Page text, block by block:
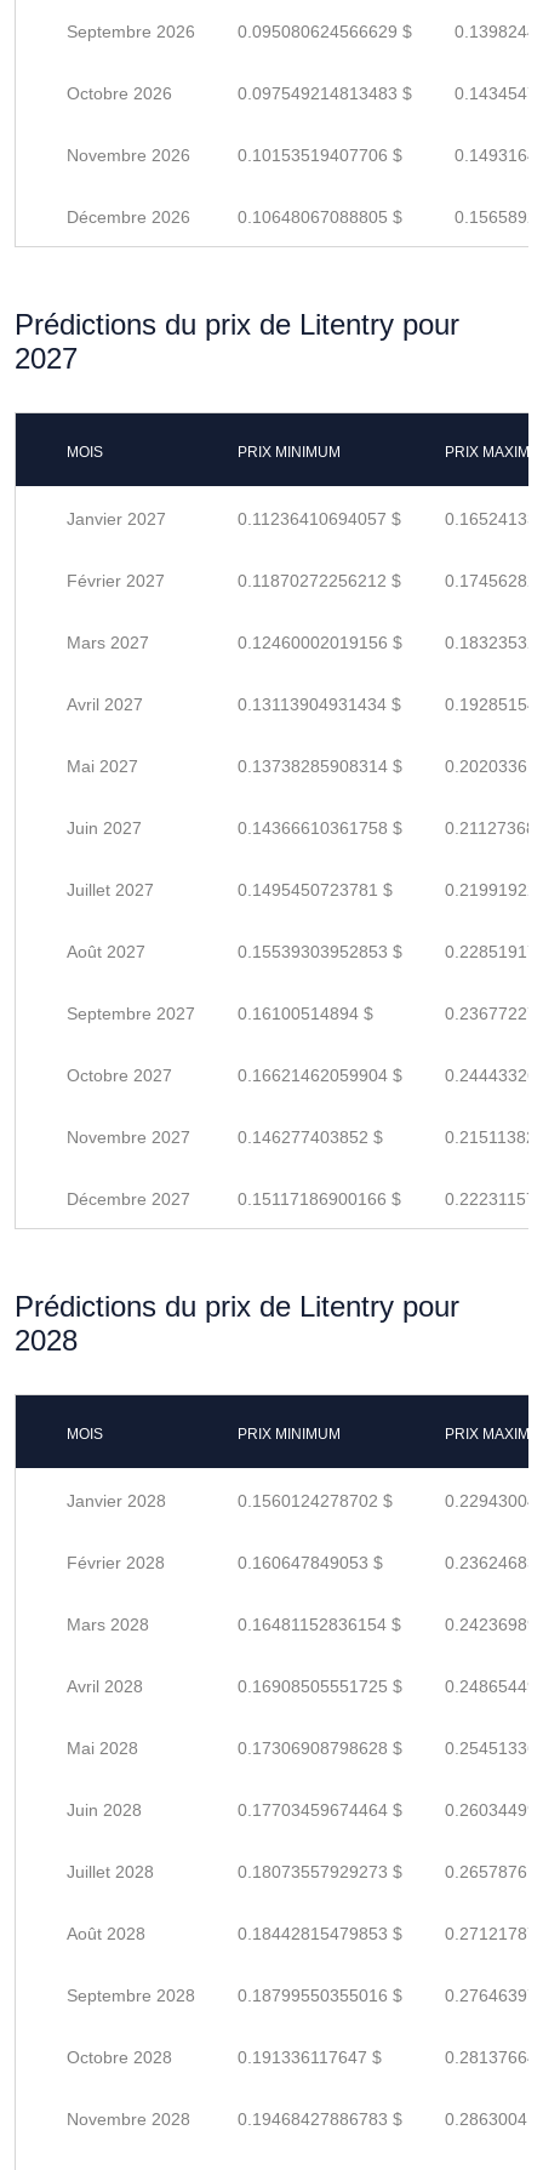
Septembre 2026 0.095080624566629 $
Octobre 2026 0.097549214813483 $
Novembre 2026 0.10153519407706 $
Décembre 2026 0.10648067088805 $
Prédictions du prix de Litentry pour
2027
MOIS PRIX MINIMUM PRIX
Janvier 2027 0.11236410694057 $
Février 2027 0.11870272256212 $
Mars 2027 0.12460002019156 $
Avril 2027 0.13113904931434 $
Mai 2027 0.13738285908314 $
Juin 2027 0.14366610361758 $
Juillet 2027 0.1495450723781 $
Août 2027 0.15539303952853 $
Septembre 2027 0.16100514894 $
Octobre 2027 0.16621462059904 $
Novembre 2027 0.146277403852 $
Décembre 2027 0.15117186900166 $
Prédictions du prix de Litentry pour
2028
MOIS PRIX MINIMUM PRIX
Janvier 2028 0.1560124278702 $
Février 2028 0.160647849053 $
Mars 2028 0.16481152836154 $
Avril 2028 0.16908505551725 $
Mai 2028 0.17306908798628 $
Juin 2028 0.17703459674464 $
Juillet 2028 0.18073557929273 $
Août 2028 0.18442815479853 $
Septembre 2028 0.18799550355016 $
Octobre 2028 0.191336117647 $
Novembre 2028 0.19468427886783 $